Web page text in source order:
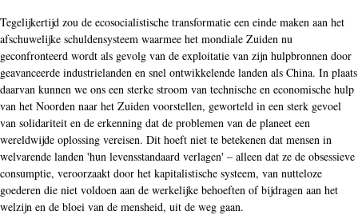
Tegelijkertijd zou de ecosocialistische transformatie een einde maken aan het
afschuwelijke schuldensysteem waarmee het mondiale Zuiden nu
geconfronteerd wordt als gevolg van de exploitatie van zijn hulpbronnen door
geavanceerde industrielanden en snel ontwikkelende landen als China. In plaats
daarvan kunnen we ons een sterke stroom van technische en economische hulp
van het Noorden naar het Zuiden voorstellen, geworteld in een sterk gevoel
van solidariteit en de erkenning dat de problemen van de planeet een
wereldwijde oplossing vereisen. Dit hoeft niet te betekenen dat mensen in
welvarende landen 'hun levensstandaard verlagen' – alleen dat ze de obsessieve
consumptie, veroorzaakt door het kapitalistische systeem, van nutteloze
goederen die niet voldoen aan de werkelijke behoeften of bijdragen aan het
welzijn en de bloei van de mensheid, uit de weg gaan.